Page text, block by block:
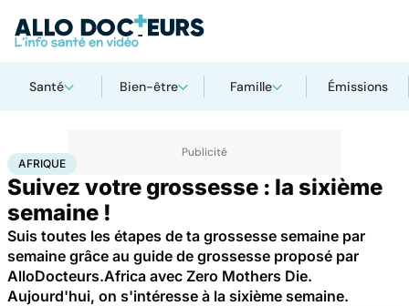
Santé Bien-être Famille Émissions
AccueilFamille
AFRIQUE
Suivez votre grossesse : la sixième
semaine !
Suis toutes les étapes de ta grossesse semaine par
semaine grâce au guide de grossesse proposé par
AlloDocteurs.Africa avec Zero Mothers Die.
Aujourd'hui, on s'intéresse à la sixième semaine.